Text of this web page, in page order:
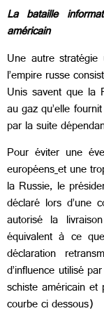
La bataille
américain
Une autre stratégie
l’empire russe
Unis savent que la
au gaz qu’elle
par la suite
Pour éviter une
européenset une
la Russie, le
déclaré lors d’une
autorisé la
équivalent à ce
déclaration
d’influence utilisé
schiste américain
courbe ci dessous)